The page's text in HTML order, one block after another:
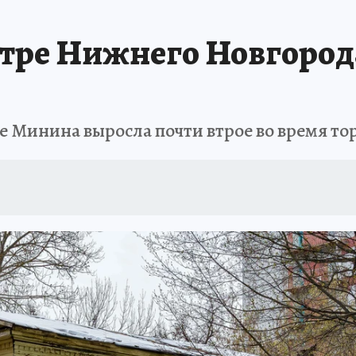
Нижнего
Минина выросла почти втрое во время